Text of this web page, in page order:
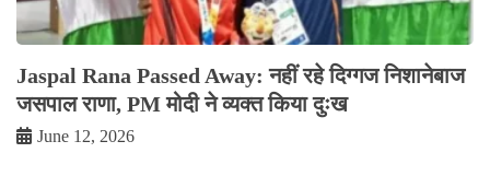
Jaspal Rana Passed Away: नहीं रहे दिग्गज निशानेबाज
जसपाल राणा, PM मोदी ने व्यक्त किया दुःख
June 12, 2026